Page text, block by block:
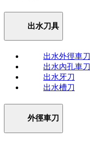
出水刀具
出水外徑車刀
出水內孔車刀
出水牙刀
出水槽刀
外徑車刀